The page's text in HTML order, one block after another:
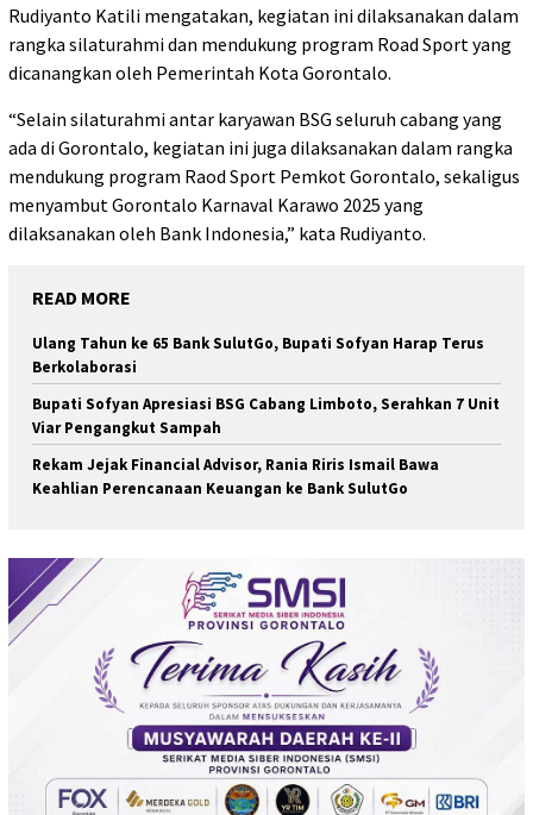
Rudiyanto Katili mengatakan, kegiatan ini dilaksanakan dalam
rangka silaturahmi dan mendukung program Road Sport yang
dicanangkan oleh Pemerintah Kota Gorontalo.
“Selain silaturahmi antar karyawan BSG seluruh cabang yang
ada di Gorontalo, kegiatan ini juga dilaksanakan dalam rangka
mendukung program Raod Sport Pemkot Gorontalo, sekaligus
menyambut Gorontalo Karnaval Karawo 2025 yang
dilaksanakan oleh Bank Indonesia,” kata Rudiyanto.
READ MORE
Ulang Tahun ke 65 Bank SulutGo, Bupati Sofyan Harap Terus
Berkolaborasi
Bupati Sofyan Apresiasi BSG Cabang Limboto, Serahkan 7 Unit
Viar Pengangkut Sampah
Rekam Jejak Financial Advisor, Rania Riris Ismail Bawa
Keahlian Perencanaan Keuangan ke Bank SulutGo